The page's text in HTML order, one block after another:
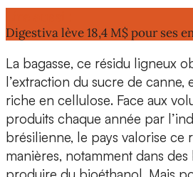
Digestiva lève 18,4 M$ pour ses
La bagasse, ce résidu ligneux
l’extraction du sucre de canne,
riche en cellulose. Face aux
produits chaque année par
brésilienne, le pays valorise ce
manières, notamment dans